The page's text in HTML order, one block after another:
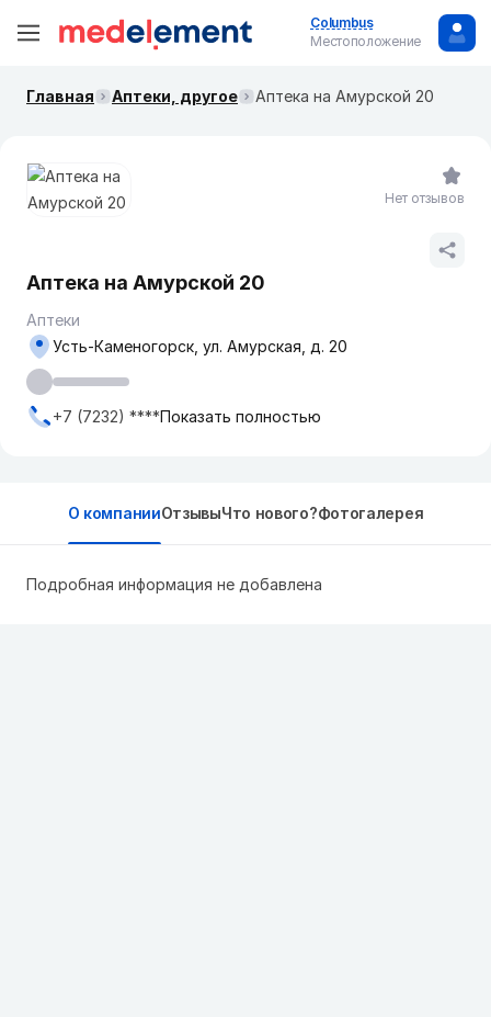
Columbus
Местоположение
Главная Аптеки, другое Аптека на Амурской 20
Аптека на Амурской 20
Аптеки
Усть-Каменогорск, ул. Амурская, д. 20
+7 (7232) ****Показать полностью
Нет отзывов
О компанииОтзывыЧто нового?Фотогалерея
Подробная информация не добавлена